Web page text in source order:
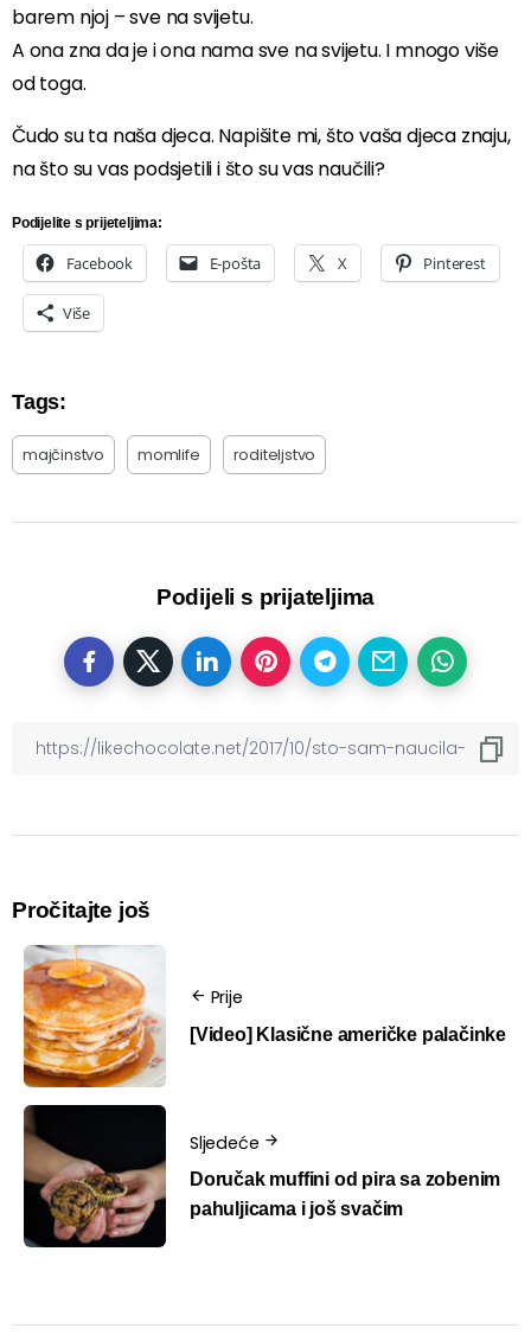
barem njoj – sve na svijetu.
A ona zna da je i ona nama sve na svijetu. I mnogo više
od toga.
Čudo su ta naša djeca. Napišite mi, što vaša djeca znaju,
na što su vas podsjetili i što su vas naučili?
Podijelite s prijeteljima:
Facebook E-pošta X Pinterest
Više
Tags:
majčinstvo momlife roditeljstvo
Podijeli s prijateljima
Pročitajte još
Prije
[Video] Klasične američke palačinke
Sljedeće
Doručak muffini od pira sa zobenim
pahuljicama i još svačim